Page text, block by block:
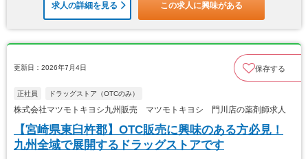
求人の詳細を見る この求人に興味がある
更新日：2026年7月4日 保存する
正社員 ドラッグストア（OTCのみ）
株式会社マツモトキヨシ九州販売 マツモトキヨシ 門川店の薬剤師求人
【宮崎県東臼杵郡】OTC販売に興味のある方必見！
九州全域で展開するドラッグストアです